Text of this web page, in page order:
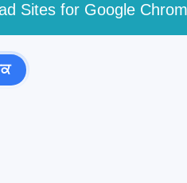
Sites for Google